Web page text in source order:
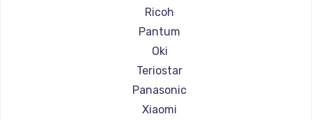
Ricoh
Pantum
Oki
Teriostar
Panasonic
Xiaomi